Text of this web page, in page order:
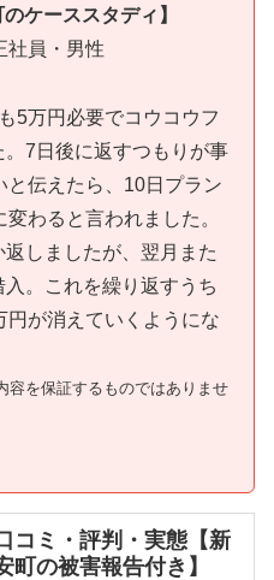
ケーススタディ】
社員・男性
5万円必要でコウコウフ
7日後に返すつもりが事
伝えたら、10日プラン
わると言われました。
しましたが、翌月また
。これを繰り返すうち
円が消えていくようにな
を保証するものではありませ
コミ・評判・実態【新
の被害報告付き】